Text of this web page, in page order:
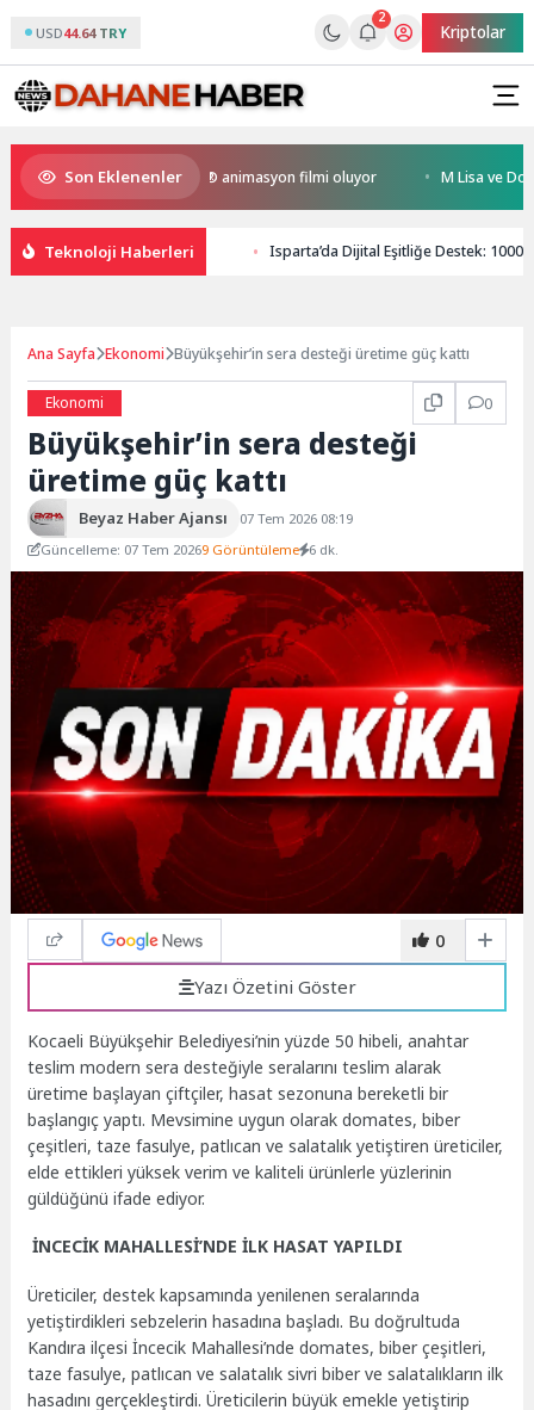
USD44.64 TRY
2
Kriptolar
Son Eklenenler
Türkiye’nin ilk IMAX® animasyon filmi oluyor M Lisa ve Dolu
Teknoloji Haberleri Isparta’da Dijital Eşitliğe Destek: 1000
Ana Sayfa Ekonomi Büyükşehir’in sera desteği üretime güç kattı
Ekonomi 0
Büyükşehir’in sera desteği
üretime güç kattı
Beyaz Haber Ajansı
07 Tem 2026 08:19
Güncelleme: 07 Tem 20269 Görüntüleme 6 dk.
0
Yazı Özetini Göster
Kocaeli Büyükşehir Belediyesi’nin yüzde 50 hibeli, anahtar
teslim modern sera desteğiyle seralarını teslim alarak
üretime başlayan çiftçiler, hasat sezonuna bereketli bir
başlangıç yaptı. Mevsimine uygun olarak domates, biber
çeşitleri, taze fasulye, patlıcan ve salatalık yetiştiren üreticiler,
elde ettikleri yüksek verim ve kaliteli ürünlerle yüzlerinin
güldüğünü ifade ediyor.
İNCECİK MAHALLESİ’NDE İLK HASAT YAPILDI
Üreticiler, destek kapsamında yenilenen seralarında
yetiştirdikleri sebzelerin hasadına başladı. Bu doğrultuda
Kandıra ilçesi İncecik Mahallesi’nde domates, biber çeşitleri,
taze fasulye, patlıcan ve salatalık sivri biber ve salatalıkların ilk
hasadını gerçekleştirdi. Üreticilerin büyük emekle yetiştirip